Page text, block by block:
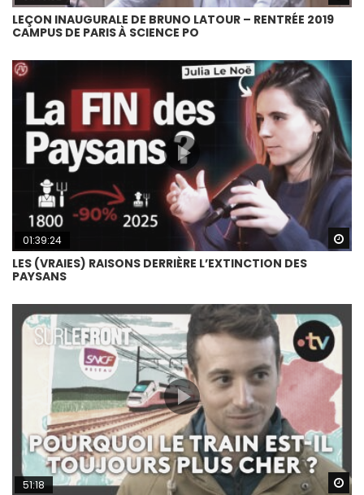
LEÇON INAUGURALE DE BRUNO LATOUR – RENTRÉE 2019
CAMPUS DE PARIS À SCIENCE PO
01:39:24
LES (VRAIES) RAISONS DERRIÈRE L’EXTINCTION DES
PAYSANS
51:18